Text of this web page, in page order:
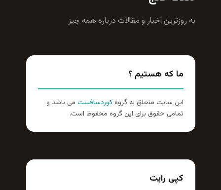
به روزترين اخبار و مقالات درباره همه چيز
ما که هستیم ؟
این سایت متعلق به گروهکوردسافست می باشد و
تمامی حقوق برای این گروه محفوظ است.
کپی رایت